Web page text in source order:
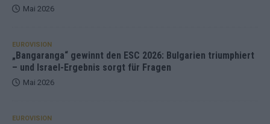
Mai 2026
EUROVISION
„Bangaranga“ gewinnt den ESC 2026: Bulgarien triumphiert
– und Israel-Ergebnis sorgt für Fragen
Mai 2026
EUROVISION